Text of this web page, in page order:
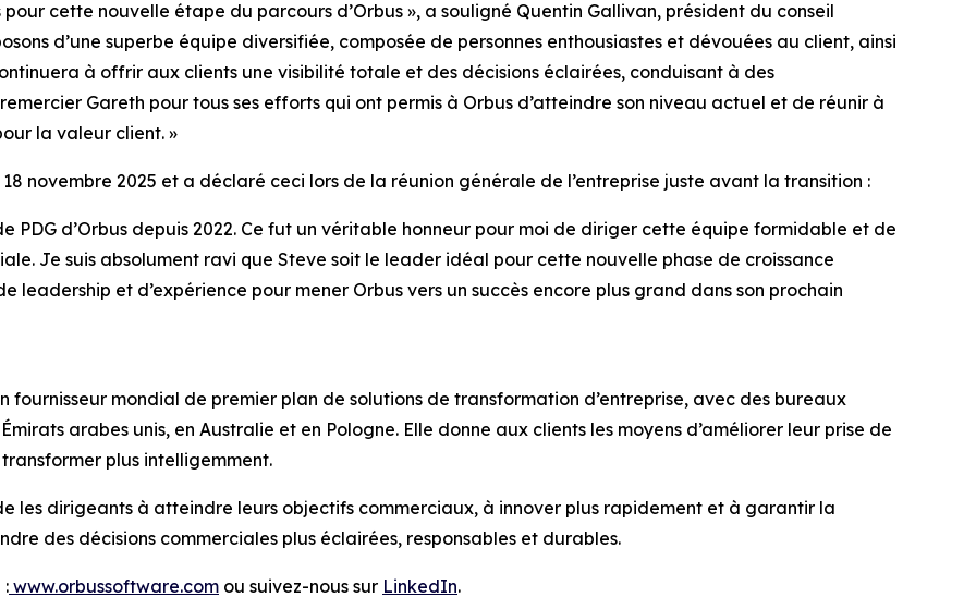
pour cette nouvelle étape du parcours d’Orbus », a souligné Quentin Gallivan, président du conseil
d’une superbe équipe diversifiée, composée de personnes enthousiastes et dévouées au client, ainsi
à offrir aux clients une visibilité totale et des décisions éclairées, conduisant à des
Gareth pour tous ses efforts qui ont permis à Orbus d’atteindre son niveau actuel et de réunir à
la valeur client. »
novembre 2025 et a déclaré ceci lors de la réunion générale de l’entreprise juste avant la transition :
PDG d’Orbus depuis 2022. Ce fut un véritable honneur pour moi de diriger cette équipe formidable et de
Je suis absolument ravi que Steve soit le leader idéal pour cette nouvelle phase de croissance
leadership et d’expérience pour mener Orbus vers un succès encore plus grand dans son prochain
fournisseur mondial de premier plan de solutions de transformation d’entreprise, avec des bureaux
arabes unis, en Australie et en Pologne. Elle donne aux clients les moyens d’améliorer leur prise de
plus intelligemment.
les dirigeants à atteindre leurs objectifs commerciaux, à innover plus rapidement et à garantir la
des décisions commerciales plus éclairées, responsables et durables.
: www.orbussoftware.com ou suivez-nous sur LinkedIn.